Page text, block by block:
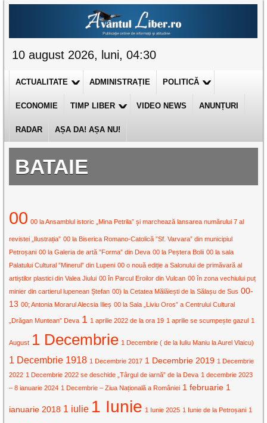
10 august 2026, luni, 04:30
ACTUALITATE ADMINISTRAȚIE POLITICĂ
ECONOMIE TIMP LIBER VIDEO NEWS ANUNȚURI
RADAR AȘA DA! AȘA NU!
BATAIE
00 00 la Ansamblul istoric „Mina Petrila” și marchează lansarea numărului 7 al
revistei „Ilustrația” 00 la Biserica Romano-Catolică ”Sf. Varvara” din municipiul
Petroșani 00 la Galeria de artă ”Forma” din Deva 00 la Peștera Bolii 00 la sala
Palatului Cultural ”Minerul” din Lupeni 00 o nouă ediție a Salonului de primăvară al
artiștilor plastici din Valea Jiului 00 în Parcul Eroilor din Vulcan 00 în zona vechiului puț
minier din cartierul lupenean Ștefan 00) la Cetatea Mălăiești de la Sălașu de Sus 00-
13 00; Antonia Morarul Alecsia Ilieș 00 la Sala „Liviu Oros” a Centrului Cultural
„Drăgan Muntean” Deva 1 1 aprilie 2022 de la ora 19 1 aprilie se scumpește gazul 1
August 1 Decembrie 1 Decembrie ( de la Iuliu Maniu la Aurel Vlaicu)
1 Decembrie 1918 1 Decembrie 2017 1 Decembrie 2019 1 Decembrie
2022 1 Decembrie 2022 se deschide „Târgul de iarnă” de la Deva 1 decembrie 2023
– 8 ianuarie 2024 1 Decembrie – Ziua Națională a României 1 februarie 1
ianuarie 2018 1 iulie 1 Iunie 1 Iunie 2025 1 Iunie de la Petroșani 1